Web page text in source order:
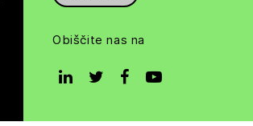
Obiščite nas na